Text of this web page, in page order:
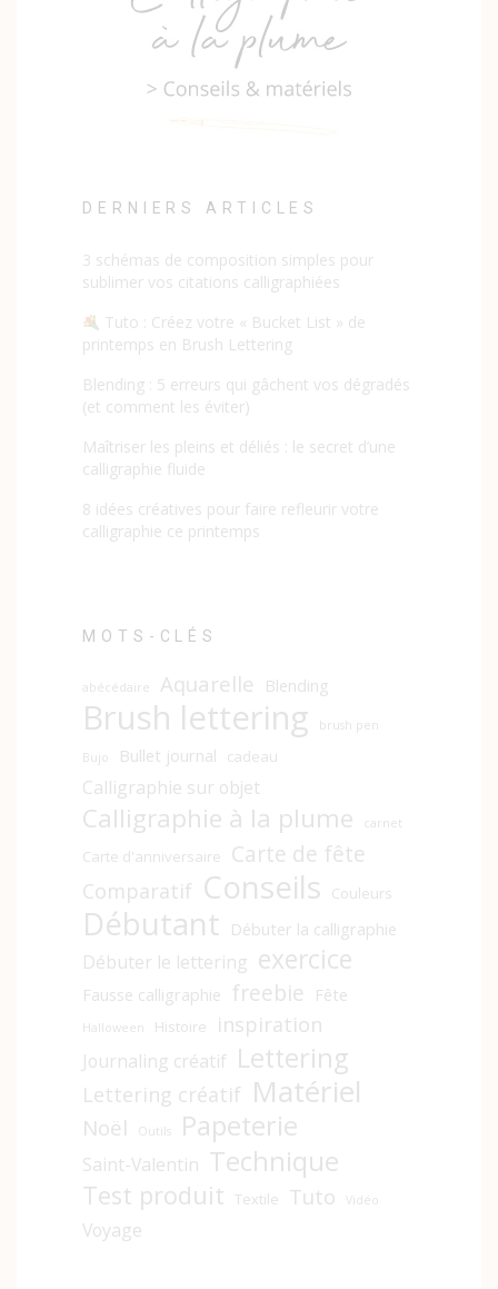
DERNIERS ARTICLES
3 schémas de composition simples pour
sublimer vos citations calligraphiées
Tuto : Créez votre « Bucket List » de
printemps en Brush Lettering
Blending : 5 erreurs qui gâchent vos dégradés
(et comment les éviter)
Maîtriser les pleins et déliés : le secret d’une
calligraphie fluide
8 idées créatives pour faire refleurir votre
calligraphie ce printemps
MOTS-CLÉS
abécédaire Aquarelle Blending
Brush lettering brush pen
Bujo Bullet journal cadeau
Calligraphie sur objet
Calligraphie à la plume carnet
Carte d'anniversaire Carte de fête
Comparatif Conseils Couleurs
Débutant Débuter la calligraphie
Débuter le lettering exercice
Fausse calligraphie freebie Fête
Halloween Histoire inspiration
Journaling créatif Lettering
Lettering créatif Matériel
Noël Outils Papeterie
Saint-Valentin Technique
Test produit Textile Tuto Vidéo
Voyage